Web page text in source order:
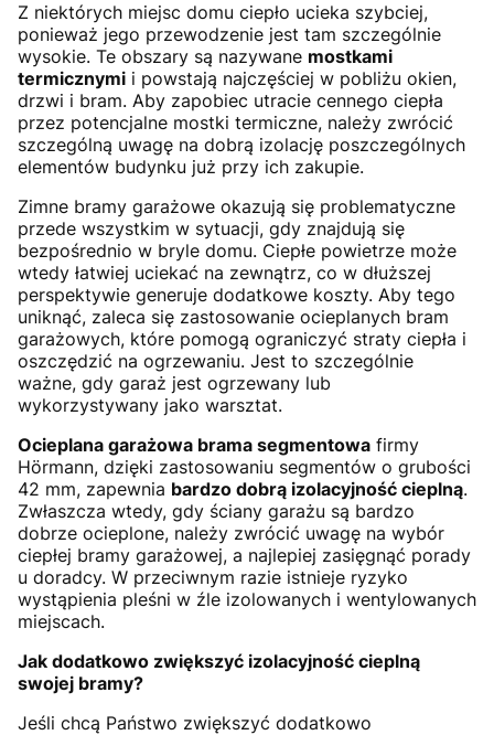
Z niektórych miejsc domu ciepło ucieka szybciej,
ponieważ jego przewodzenie jest tam szczególnie
wysokie. Te obszary są nazywane mostkami
termicznymi i powstają najczęściej w pobliżu okien,
drzwi i bram. Aby zapobiec utracie cennego ciepła
przez potencjalne mostki termiczne, należy zwrócić
szczególną uwagę na dobrą izolację poszczególnych
elementów budynku już przy ich zakupie.
Zimne bramy garażowe okazują się problematyczne
przede wszystkim w sytuacji, gdy znajdują się
bezpośrednio w bryle domu. Ciepłe powietrze może
wtedy łatwiej uciekać na zewnątrz, co w dłuższej
perspektywie generuje dodatkowe koszty. Aby tego
uniknąć, zaleca się zastosowanie ocieplanych bram
garażowych, które pomogą ograniczyć straty ciepła i
oszczędzić na ogrzewaniu. Jest to szczególnie
ważne, gdy garaż jest ogrzewany lub
wykorzystywany jako warsztat.
Ocieplana garażowa brama segmentowa firmy
Hörmann, dzięki zastosowaniu segmentów o grubości
42 mm, zapewnia bardzo dobrą izolacyjność cieplną.
Zwłaszcza wtedy, gdy ściany garażu są bardzo
dobrze ocieplone, należy zwrócić uwagę na wybór
ciepłej bramy garażowej, a najlepiej zasięgnąć porady
u doradcy. W przeciwnym razie istnieje ryzyko
wystąpienia pleśni w źle izolowanych i wentylowanych
miejscach.
Jak dodatkowo zwiększyć izolacyjność cieplną
swojej bramy?
Jeśli chcą Państwo zwiększyć dodatkowo